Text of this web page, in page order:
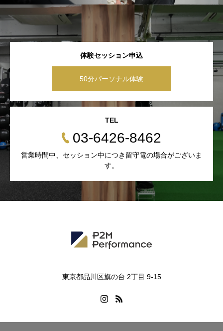
体験セッション申込
50分パーソナル体験
TEL
03-6426-8462
営業時間中、セッション中につき留守電の場合がございま
す。
東京都品川区旗の台 2丁目 9-15